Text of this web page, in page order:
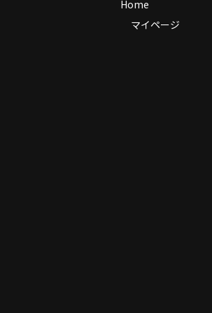
Home
マイページ